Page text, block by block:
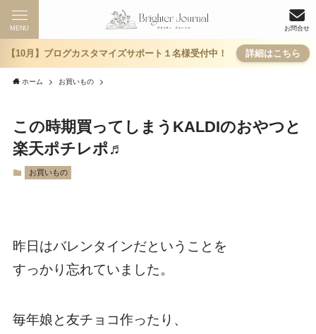
お問合せ
MENU
【10月】ブログカスタマイズサポート１名様受付中！ 詳細はこちら
ホーム お買いもの
この時期買ってしまうKALDIのおやつと
楽天ポチレポ♬
お買いもの
昨日はバレンタインだということを
すっかり忘れていました。
毎年娘と友チョコ作ったり、